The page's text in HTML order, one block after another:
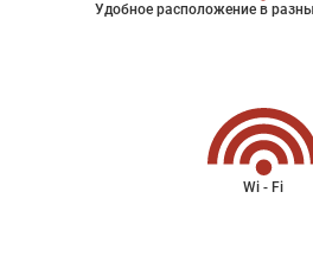
Удобное расположение в
Wi - Fi